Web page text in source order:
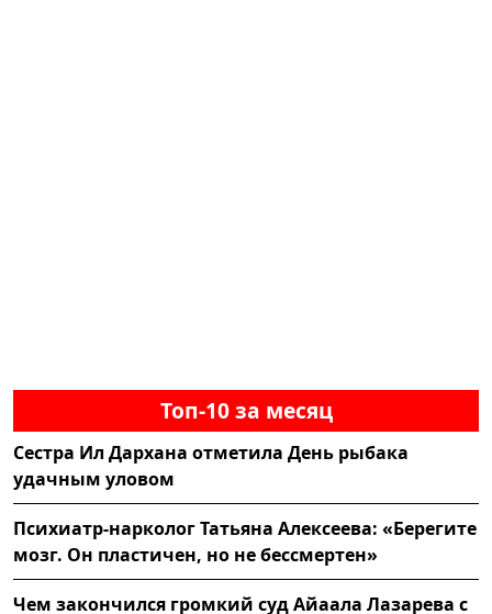
Топ-10 за месяц
Сестра Ил Дархана отметила День рыбака
удачным уловом
Психиатр-нарколог Татьяна Алексеева: «Берегите
мозг. Он пластичен, но не бессмертен»
Чем закончился громкий суд Айаала Лазарева с